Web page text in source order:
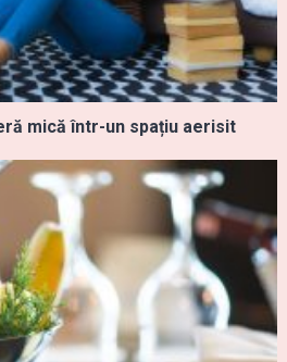
mică într-un spațiu aerisit